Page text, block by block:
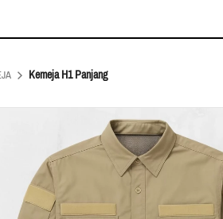
Kemeja H1 Panjang